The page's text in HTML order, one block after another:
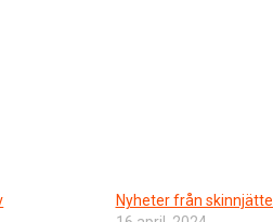
Nyheter från